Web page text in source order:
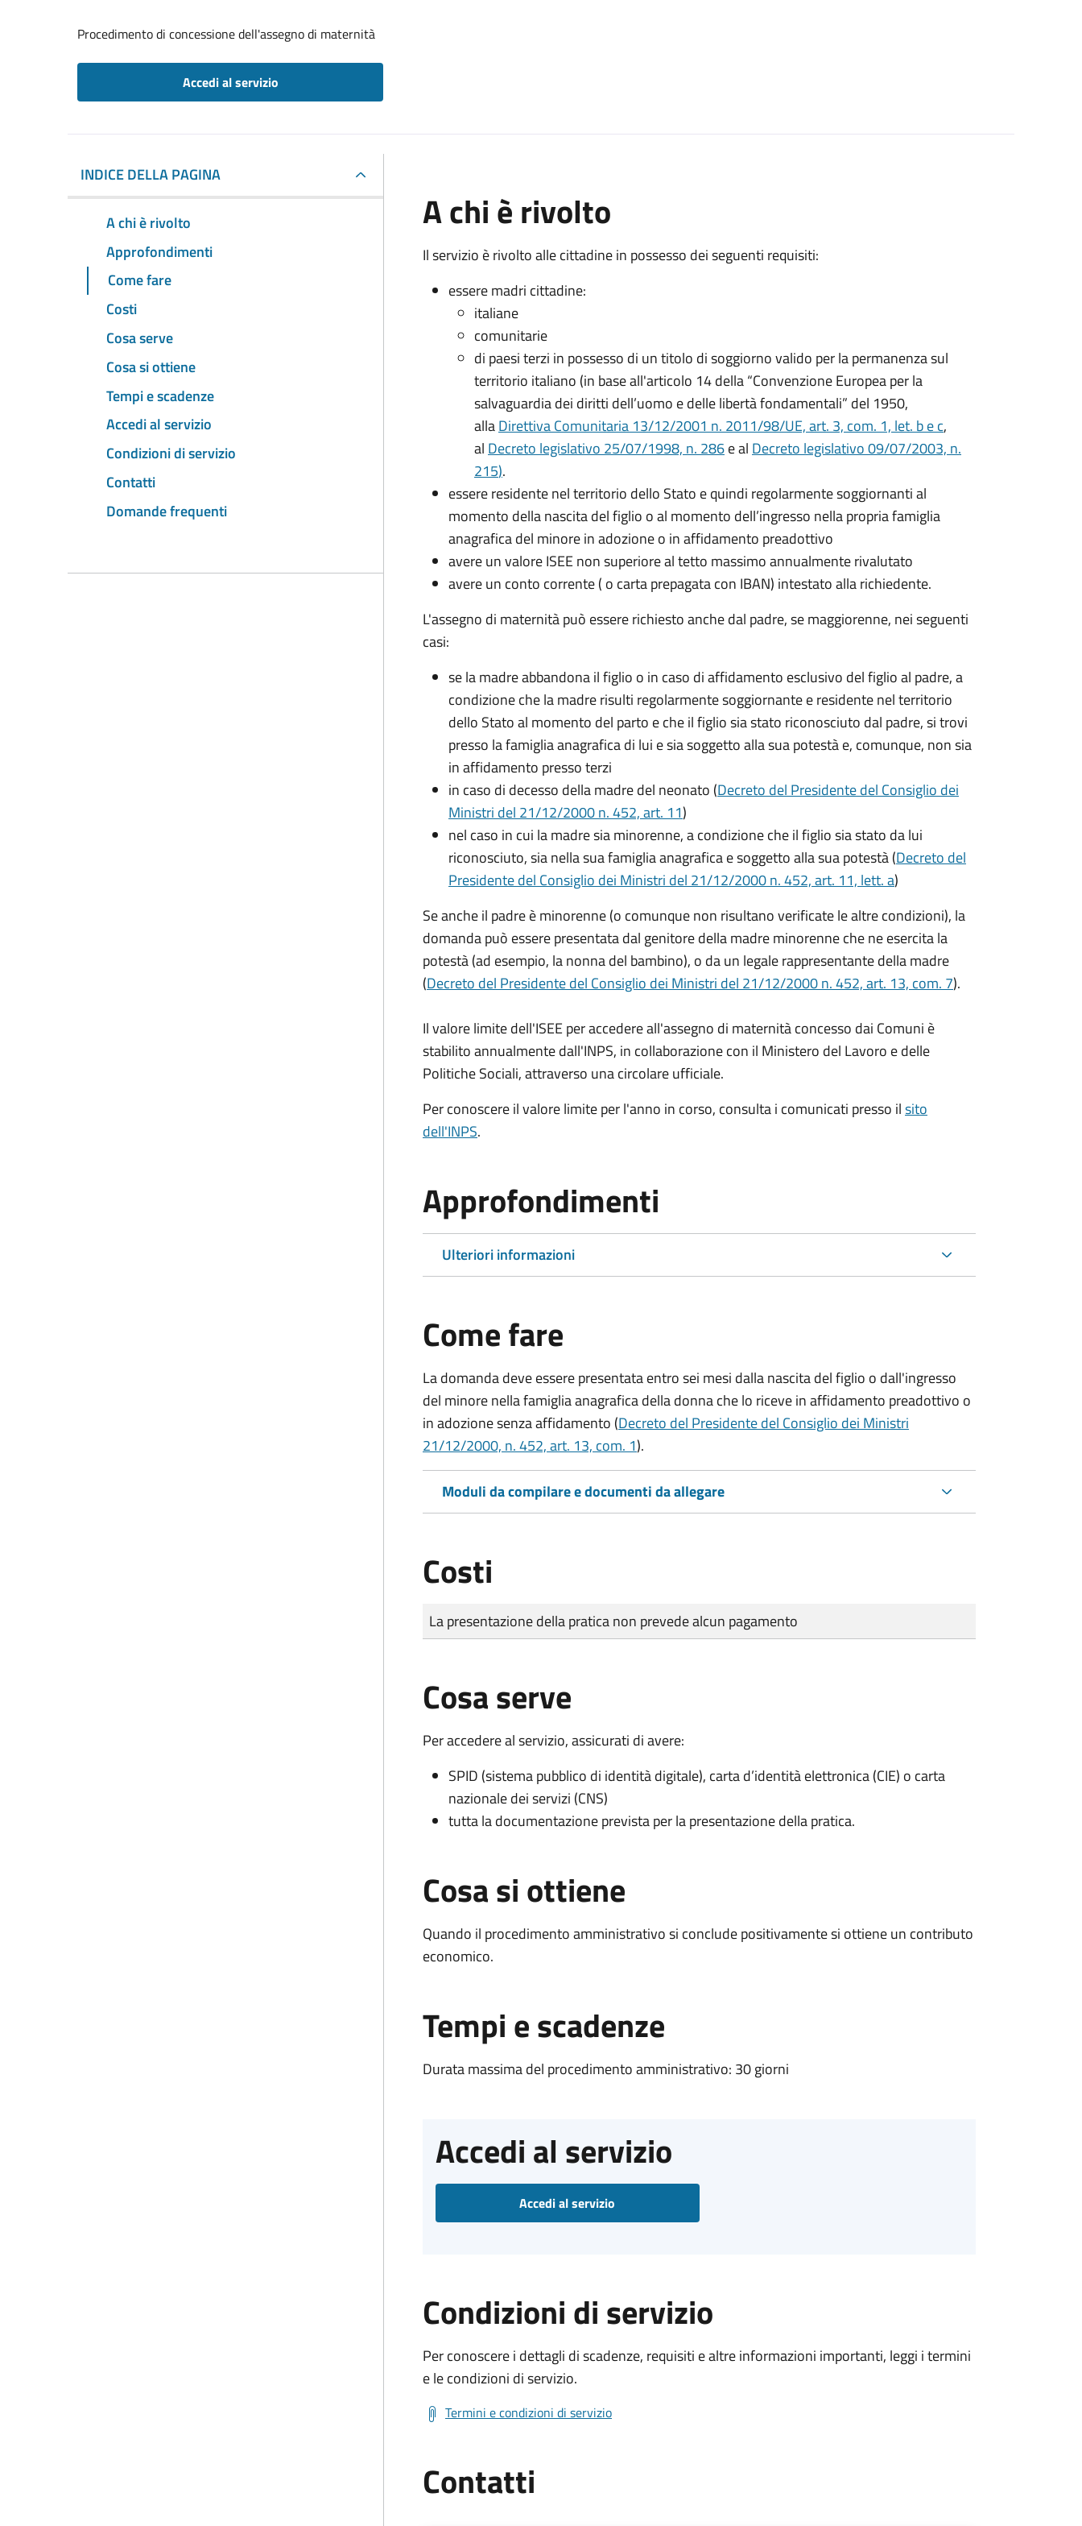
Procedimento di concessione dell'assegno di maternità
Accedi al servizio
INDICE DELLA PAGINA
A chi è rivolto
Approfondimenti
Come fare
Costi
Cosa serve
Cosa si ottiene
Tempi e scadenze
Accedi al servizio
Condizioni di servizio
Contatti
Domande frequenti
A chi è rivolto
Il servizio è rivolto alle cittadine in possesso dei seguenti requisiti:
essere madri cittadine:
italiane
comunitarie
di paesi terzi in possesso di un titolo di soggiorno valido per la permanenza sul
territorio italiano (in base all'articolo 14 della “Convenzione Europea per la
salvaguardia dei diritti dell’uomo e delle libertà fondamentali” del 1950,
allaDirettiva Comunitaria 13/12/2001 n. 2011/98/UE, art. 3, com. 1, let. b e c,
al Decreto legislativo 25/07/1998, n. 286e al Decreto legislativo 09/07/2003, n.
215).
essere residente nel territorio dello Stato e quindi regolarmente soggiornanti al
momento della nascita del figlio o al momento dell’ingresso nella propria famiglia
anagrafica del minore in adozione o in affidamento preadottivo
avere un valore ISEE non superiore al tetto massimo annualmente rivalutato
avere un conto corrente ( o carta prepagata con IBAN) intestato alla richiedente.
L'assegno di maternità può essere richiesto anche dal padre, se maggiorenne, nei seguenti
casi:
se la madre abbandona il figlio o in caso di affidamento esclusivo del figlio al padre, a
condizione che la madre risulti regolarmente soggiornante e residente nel territorio
dello Stato al momento del parto e che il figlio sia stato riconosciuto dal padre, si trovi
presso la famiglia anagrafica di lui e sia soggetto alla sua potestà e, comunque, non sia
in affidamento presso terzi
in caso di decesso della madre del neonato (Decreto del Presidente del Consiglio dei
Ministri del 21/12/2000 n. 452, art. 11)
nel caso in cui la madre sia minorenne, a condizione che il figlio sia stato da lui
riconosciuto, sia nella sua famiglia anagrafica e soggetto alla sua potestà (Decreto del
Presidente del Consiglio dei Ministri del 21/12/2000 n. 452, art. 11, lett. a)
Se anche il padre è minorenne (o comunque non risultano verificate le altre condizioni), la
domanda può essere presentata dal genitore della madre minorenne che ne esercita la
potestà (ad esempio, la nonna del bambino), o da un legale rappresentante della madre
(Decreto del Presidente del Consiglio dei Ministri del 21/12/2000 n. 452, art. 13, com. 7).
Il valore limite dell'ISEE per accedere all'assegno di maternità concesso dai Comuni è
stabilito annualmente dall'INPS, in collaborazione con il Ministero del Lavoro e delle
Politiche Sociali, attraverso una circolare ufficiale.
Per conoscere il valore limite per l'anno in corso, consulta i comunicati presso ilsito
dell'INPS.
Approfondimenti
Ulteriori informazioni
Come fare
La domanda deve essere presentataentro sei mesi dalla nascita del figlio o dall'ingresso
del minore nella famiglia anagrafica della donna che lo riceve in affidamento preadottivo o
in adozione senza affidamento (Decreto del Presidente del Consiglio dei Ministri
21/12/2000, n. 452, art. 13, com. 1).
Moduli da compilare e documenti da allegare
Costi
Tipo di pagamento
Importo
La presentazione della pratica non prevede alcun pagamento
Cosa serve
Per accedere al servizio, assicurati di avere:
SPID (sistema pubblico di identità digitale), carta d’identità elettronica (CIE) o carta
nazionale dei servizi (CNS)
tutta la documentazione prevista per la presentazione della pratica.
Cosa si ottiene
Quando il procedimento amministrativo si conclude positivamente si ottiene un contributo
economico.
Tempi e scadenze
Durata massima del procedimento amministrativo: 30 giorni
Accedi al servizio
Accedi al servizio
Condizioni di servizio
Per conoscere i dettagli di scadenze, requisiti e altre informazioni importanti, leggi i termini
e le condizioni di servizio.
Termini e condizioni di servizio
Contatti